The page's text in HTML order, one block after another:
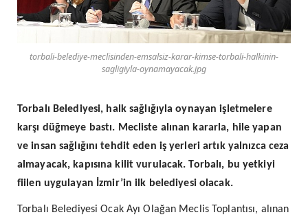
torbali-belediye-meclisinden-emsalsiz-karar-kimse-torbali-halkinin-
sagligiyla-oynamayacak.jpg
Torbalı Belediyesi, halk sağlığıyla oynayan işletmelere
karşı düğmeye bastı. Mecliste alınan kararla, hile yapan
ve insan sağlığını tehdit eden iş yerleri artık yalnızca ceza
almayacak, kapısına kilit vurulacak. Torbalı, bu yetkiyi
fiilen uygulayan İzmir’in ilk belediyesi olacak.
Torbalı Belediyesi Ocak Ayı Olağan Meclis Toplantısı, alınan